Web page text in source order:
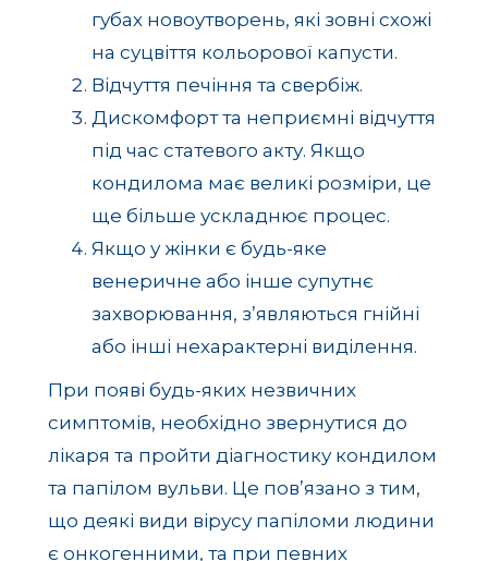
губах новоутворень, які зовні схожі
на суцвіття кольорової капусти.
Відчуття печіння та свербіж.
Дискомфорт та неприємні відчуття
під час статевого акту. Якщо
кондилома має великі розміри, це
ще більше ускладнює процес.
Якщо у жінки є будь-яке
венеричне або інше супутнє
захворювання, з’являються гнійні
або інші нехарактерні виділення.
При появі будь-яких незвичних
симптомів, необхідно звернутися до
лікаря та пройти діагностику кондилом
та папілом вульви. Це пов’язано з тим,
що деякі види вірусу папіломи людини
є онкогенними, та при певних